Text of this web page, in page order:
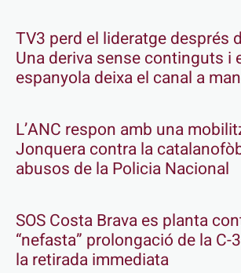
TV3 perd el lideratge després
Una deriva sense continguts i
espanyola deixa el canal a
L’ANC respon amb una
Jonquera contra la
abusos de la Policia Nacional
SOS Costa Brava es planta
“nefasta” prolongació de la C-
la retirada immediata